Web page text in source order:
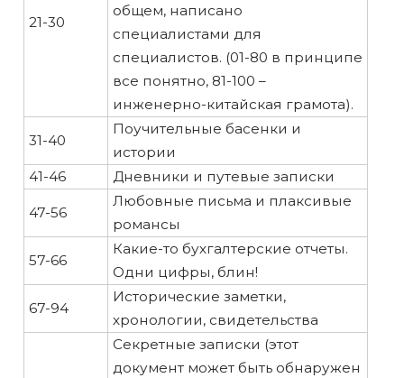
21-30
общем, написано
специалистами для
специалистов. (01-80 в принципе
все понятно, 81-100 –
инженерно-китайская грамота).
31-40
Поучительные басенки и
истории
41-46
Дневники и путевые записки
47-56
Любовные письма и плаксивые
романсы
57-66
Какие-то бухгалтерские отчеты.
Одни цифры, блин!
67-94
Исторические заметки,
хронологии, свидетельства
Секретные записки (этот
документ может быть обнаружен